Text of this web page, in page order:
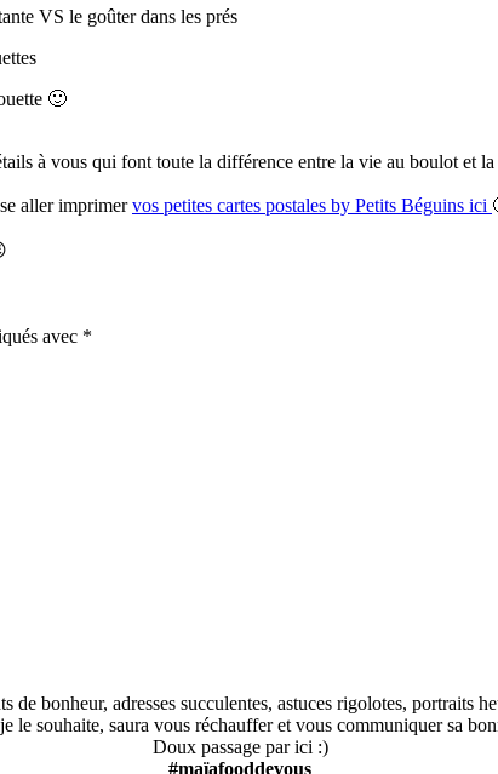
VS le goûter dans les prés
🙂
à vous qui font toute la différence entre la vie au boulot et
aller imprimervos petites cartes postales by Petits Béguins ici
avec *
bonheur, adresses succulentes, astuces rigolotes, portraits
le souhaite, saura vous réchauffer et vous communiquer sa
Doux passage par ici :)
#maïafooddevous